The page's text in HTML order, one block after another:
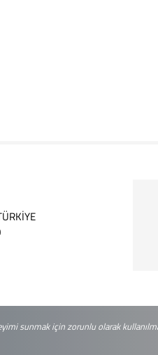
sunmak için zorunlu olarak